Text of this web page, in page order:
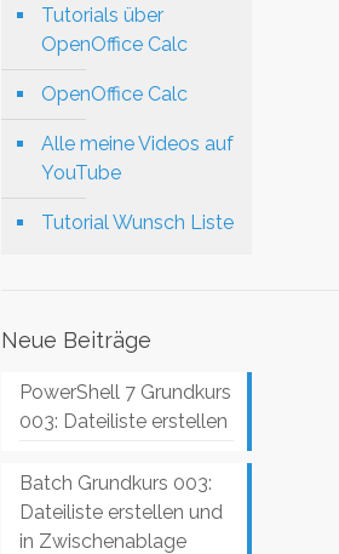
Tutorials über
OpenOffice Calc
OpenOffice Calc
Alle meine Videos auf
YouTube
Tutorial Wunsch Liste
Neue Beiträge
PowerShell 7 Grundkurs
003: Dateiliste erstellen
Batch Grundkurs 003:
Dateiliste erstellen und
in Zwischenablage